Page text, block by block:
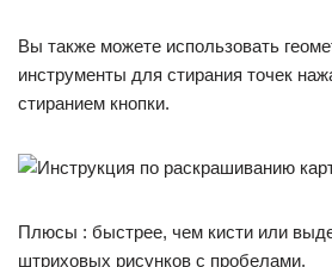
Вы также можете использовать
инструменты для стирания точек
стиранием кнопки.
Плюсы : быстрее, чем кисти или
штриховых рисунков с пробелами.